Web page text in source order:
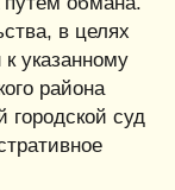
в целях
указанному
района
городской суд